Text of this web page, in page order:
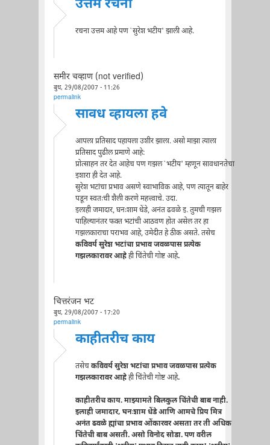
उत्तम रचना
रचना उत्तम आहे पण `सुरेश भटीय' झाली आहे.
समीर चव्हाण (not verified)
बुध, 29/08/2007 - 11:26
permalink
सावध व्हायला हवे
आपला प्रतिसाद पहायला उशीर झाला. असो माझा त्याला
प्रतिसाद पुढील प्रमाणे आहे:
प्रोत्साहन तर देत आहेच पण गझल `भटीय' म्हणून सावधानतेचा
इशारा ही देत आहे.
सुरेश भटांचा प्रभाव असणे स्वाभाविक आहे, पण त्यातून बाहेर
पडून स्वतःची शैली करणे महत्त्वाचे. उदा.
इलाही जमादार, घनःशाम धेंडे, अनंत ढवळे इ. तुमची गझल
पाहिल्यानंतर फक्त भटांची आठवण होत असेल तर हा
गझलकाराचा पराभव आहे, उमेदीत हे ठीक असते. तसेच
कविवर्य सुरेश भटांचा प्रभाव जवळपास प्रत्येक
गझलकारावर आहेही चिंतेची गोष्ट आहे.
चित्तरंजन भट
बुध, 29/08/2007 - 17:20
permalink
काहीतरीच काय
तसेचकविवर्य सुरेश भटांचा प्रभाव जवळपास प्रत्येक
गझलकारावर आहेही चिंतेची गोष्ट आहे.
काहीतरीच काय. माझ्यामते बिलकुल चिंतेची बाब नाही.
इलाही जमादार, घनःशाम धेंडे आणि आमचे प्रिय मित्र
अनंत ढवळे ह्यांचा प्रभाव ओंकारवर असता तर ती अधिक
चिंतेची बाब असती. असो विनोद सोडा. पण वरील